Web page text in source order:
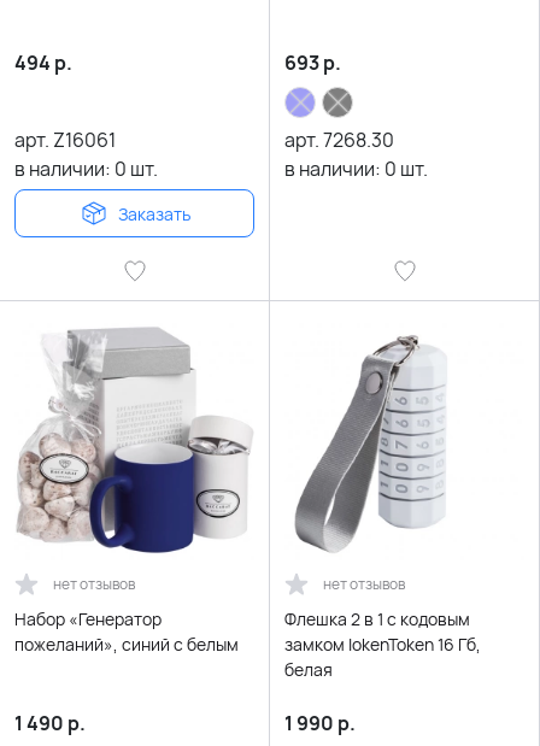
494 р.
арт. Z16061
в наличии: 0 шт.
Заказать
693р.
арт.7268.30
в наличии: 0 шт.
нет отзывов
Набор «Генератор
пожеланий», синий c белым
1 490 р.
нет отзывов
Флешка 2 в 1 с кодовым
замком lokenToken 16 Гб,
белая
1 990 р.